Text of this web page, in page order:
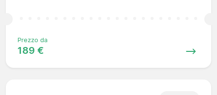
Prezzo da
189 €